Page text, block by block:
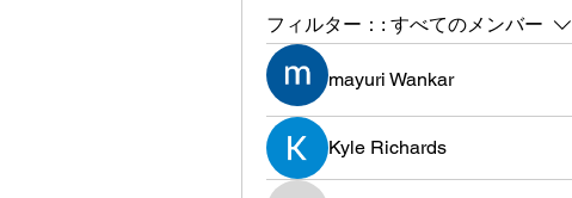
フィルター：: すべてのメンバー
mayuri Wankar
Kyle Richards